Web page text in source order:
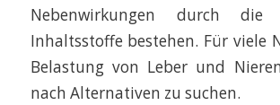
Nebenwirkungen durch die
Inhaltsstoffe bestehen. Für viele
Belastung von Leber und
nach Alternativen zu suchen.